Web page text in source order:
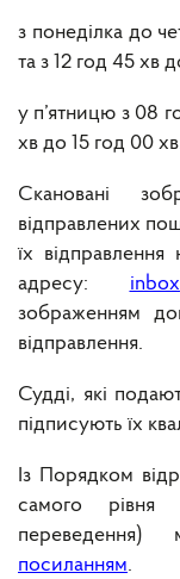
з понеділка до
та з 12 год 45 хв
у п’ятницю з 08
хв до 15 год 00
Скановані
відправлених
їх
адресу:
зображенням
відправлення.
Судді, які
підписують їх
Із Порядком
самого рівня
посиланням.